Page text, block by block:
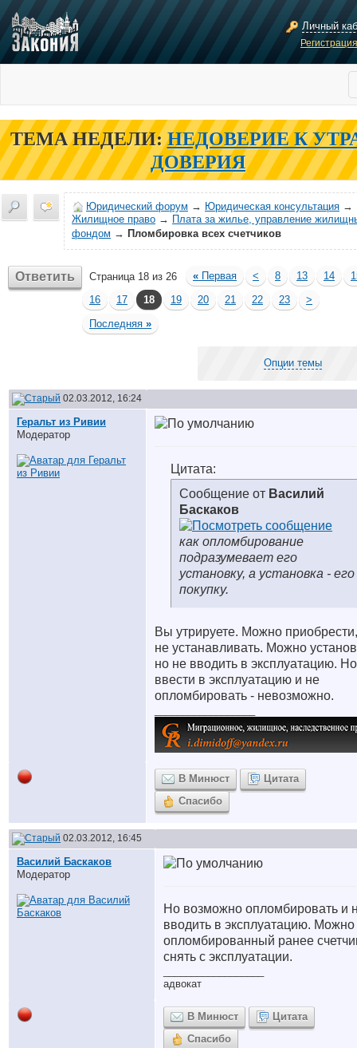
Личный
ТЕМА НЕДЕЛИ: НЕДОВЕРИЕ К
ДОВЕРИЯ
Юридический форум → Юридическая консультация →
Жилищное право → Плата за жилье, управление
фондом → Пломбировка всех счетчиков
Ответить Страница 18 из 26 « Первая < 8 13 14
16
17 18 19 20 21 22 23
>
Последняя »
Опции темы
02.03.2012, 16:24
Геральт из Ривии
Модератор
Цитата:
Сообщение от Василий
Баскаков
как опломбирование
подразумевает его
установку, а установка - его
покупку.
Вы утрируете. Можно
не устанавливать. Можно
но не вводить в эксплуатацию. Но
ввести в эксплуатацию и не
опломбировать - невозможно.
В Минюст
Цитата
Спасибо
02.03.2012, 16:45
Василий Баскаков
Модератор
Но возможно опломбировать и
вводить в эксплуатацию. Можно
опломбированный ранее
снять с эксплуатации.
адвокат
В Минюст
Цитата
Спасибо